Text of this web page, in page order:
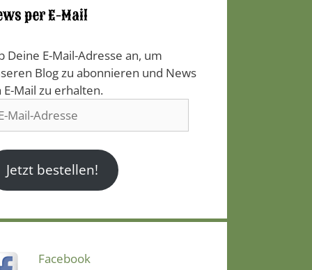
per E-Mail
Deine E-Mail-Adresse an, um
Blog zu abonnieren und News
E-Mail zu erhalten.
Jetzt bestellen!
Facebook